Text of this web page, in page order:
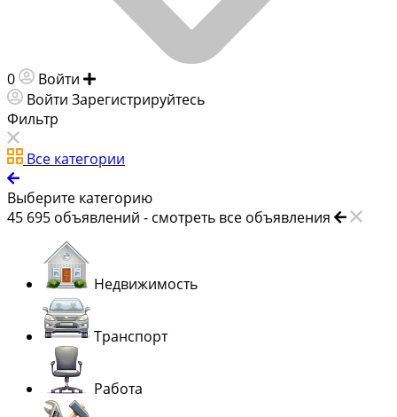
0 Войти
Войти Зарегистрируйтесь
Фильтр
Все категории
Выберите категорию
45 695 объявлений - смотреть все объявления
Недвижимость
Транспорт
Работа